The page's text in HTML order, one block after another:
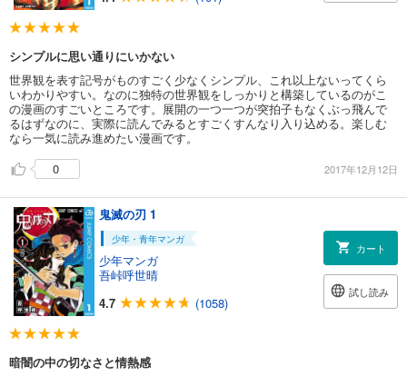
シンプルに思い通りにいかない
世界観を表す記号がものすごく少なくシンプル、これ以上ないってくら
いわかりやすい。なのに独特の世界観をしっかりと構築しているのがこ
の漫画のすごいところです。展開の一つ一つが突拍子もなくぶっ飛んで
るはずなのに、実際に読んでみるとすごくすんなり入り込める。楽しむ
なら一気に読み進めたい漫画です。
0
2017年12月12日
鬼滅の刃 1
少年・青年マンガ
少年マンガ
吾峠呼世晴
4.7
(1058)
カート
試し読み
暗闇の中の切なさと情熱感